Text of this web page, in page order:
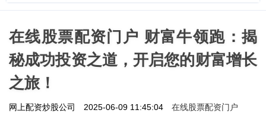
在线股票配资门户 财富牛领跑：揭
秘成功投资之道，开启您的财富增长
之旅！
网上配资炒股公司 2025-06-09 11:45:04 在线股票配资门户